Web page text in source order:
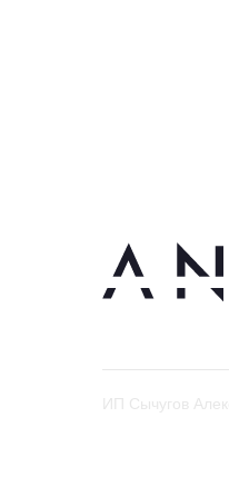
ИП Сычугов